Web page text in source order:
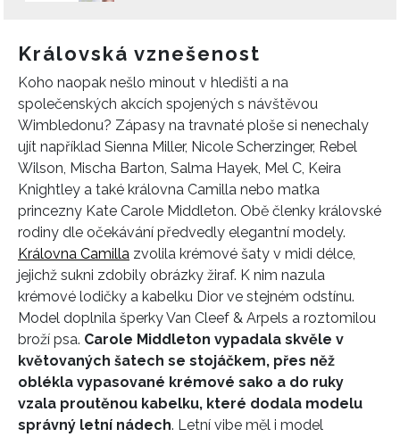
Královská vznešenost
Koho naopak nešlo minout v hledišti a na
společenských akcích spojených s návštěvou
Wimbledonu? Zápasy na travnaté ploše si nenechaly
ujít například Sienna Miller, Nicole Scherzinger, Rebel
Wilson, Mischa Barton, Salma Hayek, Mel C, Keira
Knightley a také královna Camilla nebo matka
princezny Kate Carole Middleton. Obě členky královské
rodiny dle očekávání předvedly elegantní modely.
Královna Camilla zvolila krémové šaty v midi délce,
jejichž sukni zdobily obrázky žiraf. K nim nazula
krémové lodičky a kabelku Dior ve stejném odstínu.
Model doplnila šperky Van Cleef & Arpels a roztomilou
broží psa. Carole Middleton vypadala skvěle v
květovaných šatech se stojáčkem, přes něž
oblékla vypasované krémové sako a do ruky
vzala proutěnou kabelku, které dodala modelu
správný letní nádech. Letní vibe měl i model